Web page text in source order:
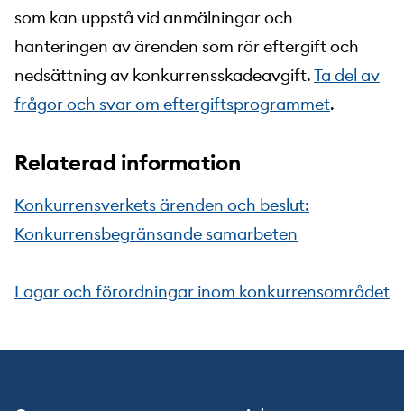
som kan uppstå vid anmälningar och
hanteringen av ärenden som rör eftergift och
nedsättning av konkurrensskadeavgift.Ta del av
frågor och svar om eftergiftsprogrammet.
Relaterad information
Konkurrensverkets ärenden och beslut:
Konkurrensbegränsande samarbeten
Lagar och förordningar inom konkurrensområdet